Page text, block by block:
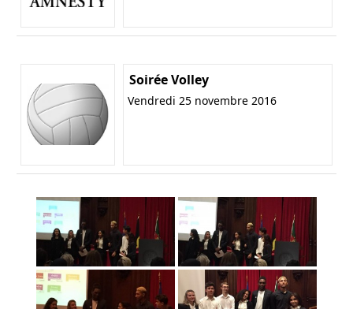
Soirée Volley
Vendredi 25 novembre 2016